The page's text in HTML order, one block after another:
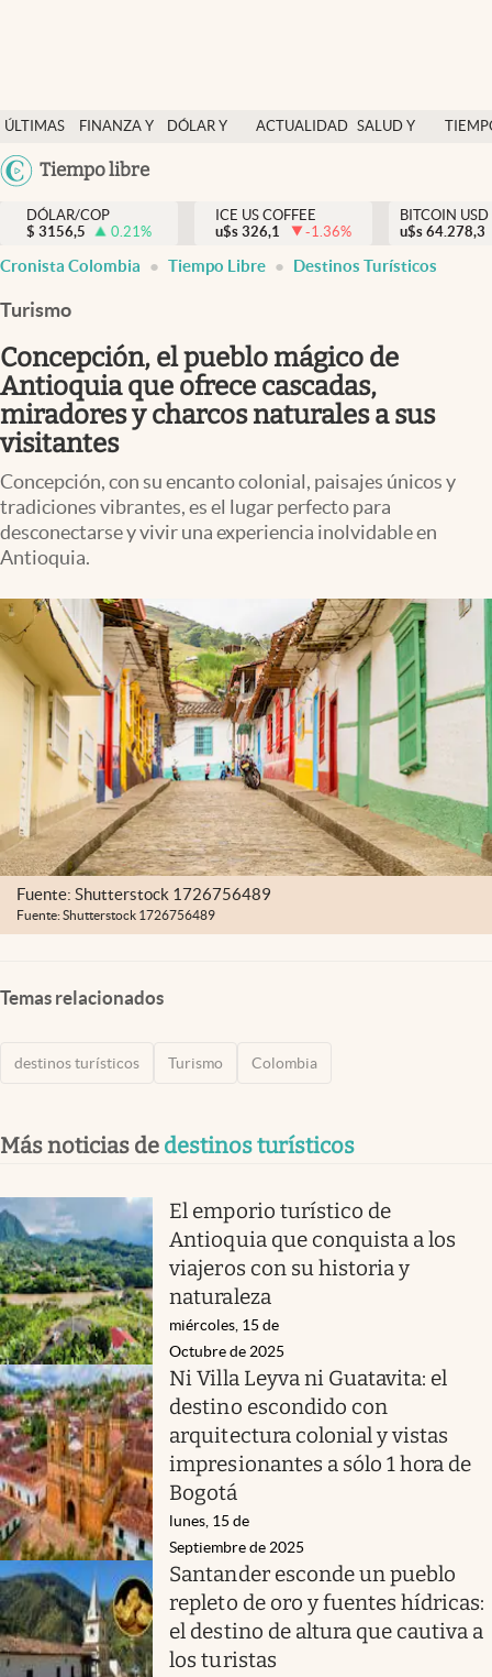
ÚLTIMAS
NOTICIAS
FINANZA Y
DÓLAR Y
ACTUALIDAD SALUD Y
México
USA
Tiempo libre
Salud y nutrición
Vida espiritual
Actualidad
Colombia
DÓLAR/COP
$ 3156,5 0.21%
ICE US COFFEE
u$s 326,1 -1.36%
BITCOIN USD
u$s 64.278,3
Cronista Colombia Tiempo Libre Destinos Turísticos
Turismo
Concepción, el pueblo mágico de
Antioquia que ofrece cascadas,
miradores y charcos naturales a sus
visitantes
Concepción, con su encanto colonial, paisajes únicos y
tradiciones vibrantes, es el lugar perfecto para
desconectarse y vivir una experiencia inolvidable en
Antioquia.
Fuente: Shutterstock 1726756489
Fuente: Shutterstock 1726756489
Temas relacionados
destinos turísticos Turismo Colombia
Más noticias de destinos turísticos
El emporio turístico de
Antioquia que conquista a los
viajeros con su historia y
naturaleza
miércoles, 15 de
Octubre de 2025
Ni Villa Leyva ni Guatavita: el
destino escondido con
arquitectura colonial y vistas
impresionantes a sólo 1 hora de
Bogotá
lunes, 15 de
Septiembre de 2025
Santander esconde un pueblo
repleto de oro y fuentes hídricas:
el destino de altura que cautiva a
los turistas